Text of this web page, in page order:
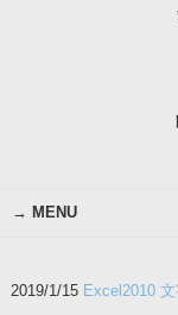
MENU
2019/1/15 Excel2010